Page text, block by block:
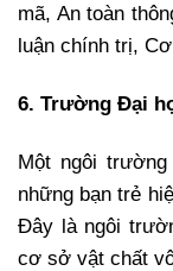
mã, An toàn
luận chính trị,
6. Trường Đại
Một ngôi
những bạn trẻ
Đây là ngôi
cơ sở vật chất